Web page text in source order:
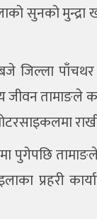
सुनको
जिल्ला
तामाङले
पुगेपछि
प्रहरी